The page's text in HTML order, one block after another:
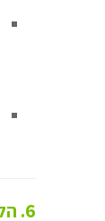
6. הליכון ייעודי לשיקום (Knee Walker)